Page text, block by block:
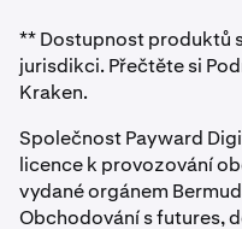
** Dostupnost produktů
jurisdikci. Přečtěte si
Kraken.
Společnost Payward
licence k provozování
vydané orgánem
Obchodování s futures,